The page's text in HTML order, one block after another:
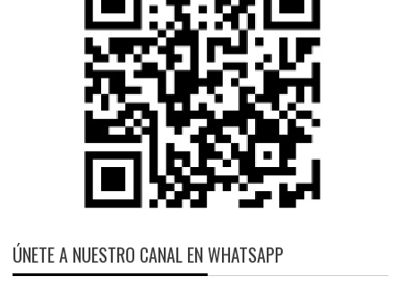
ÚNETE A NUESTRO CANAL EN WHATSAPP